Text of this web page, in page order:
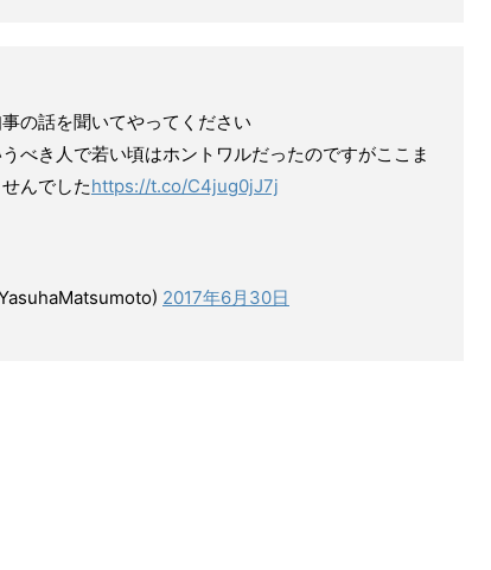
の話を聞いてやってください
べき人で若い頃はホントワルだったのですがここま
んでしたhttps://t.co/C4jug0jJ7j
2017年6月30日